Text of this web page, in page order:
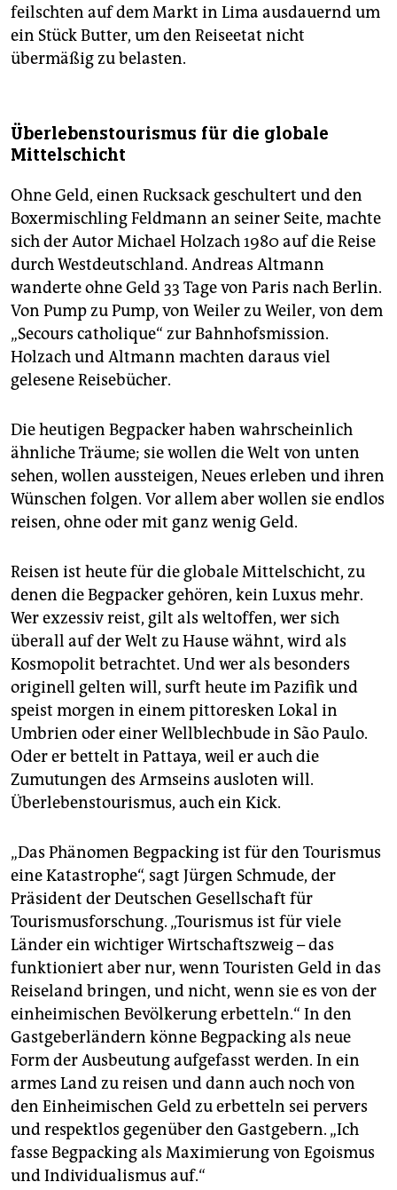
feilschten auf dem Markt in Lima ausdauernd um
ein Stück Butter, um den Reiseetat nicht
übermäßig zu belasten.
Überlebenstourismus für die globale
Mittelschicht
Ohne Geld, einen Rucksack geschultert und den
Boxermischling Feldmann an seiner Seite, machte
sich der Autor Michael Holzach 1980 auf die Reise
durch Westdeutschland. Andreas Altmann
wanderte ohne Geld 33 Tage von Paris nach Berlin.
Von Pump zu Pump, von Weiler zu Weiler, von dem
„Secours catholique“ zur Bahnhofsmission.
Holzach und Altmann machten daraus viel
gelesene Reisebücher.
Die heutigen Begpacker haben wahrscheinlich
ähnliche Träume; sie wollen die Welt von unten
sehen, wollen aussteigen, Neues erleben und ihren
Wünschen folgen. Vor allem aber wollen sie endlos
reisen, ohne oder mit ganz wenig Geld.
Reisen ist heute für die globale Mittelschicht, zu
denen die Begpacker gehören, kein Luxus mehr.
Wer exzessiv reist, gilt als weltoffen, wer sich
überall auf der Welt zu Hause wähnt, wird als
Kosmopolit betrachtet. Und wer als besonders
originell gelten will, surft heute im Pazifik und
speist morgen in einem pittoresken Lokal in
Umbrien oder einer Wellblechbude in São Paulo.
Oder er bettelt in Pattaya, weil er auch die
Zumutungen des Armseins ausloten will.
Überlebenstourismus, auch ein Kick.
„Das Phänomen Begpacking ist für den Tourismus
eine Katastrophe“, sagt Jürgen Schmude, der
Präsident der Deutschen Gesellschaft für
Tourismusforschung. „Tourismus ist für viele
Länder ein wichtiger Wirtschaftszweig – das
funktioniert aber nur, wenn Touristen Geld in das
Reiseland bringen, und nicht, wenn sie es von der
einheimischen Bevölkerung erbetteln.“ In den
Gast­geberländern könne Begpacking als neue
Form der Ausbeutung aufgefasst werden. In ein
armes Land zu reisen und dann auch noch von
den Einheimischen Geld zu erbetteln sei pervers
und respektlos gegenüber den Gastgebern. „Ich
fasse Begpacking als Maximierung von Egoismus
und Individualismus auf.“